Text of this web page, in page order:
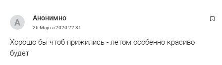
Анонимно
26 Марта 2020 22:31
Хорошо бы чтоб прижились - летом особенно красиво
будет